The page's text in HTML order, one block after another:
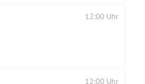
12:00 Uhr
12:00 Uhr